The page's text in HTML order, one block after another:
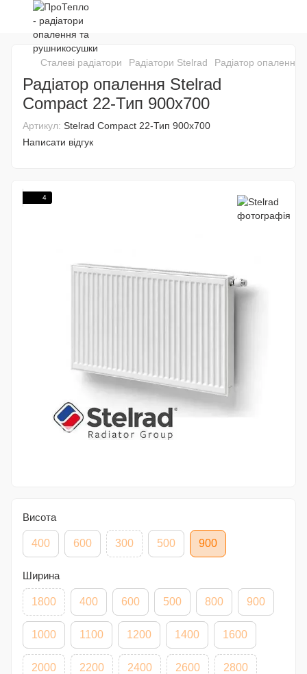
Сталеві радіатори Радіатори Stelrad Радіатор
Радіатор опалення Stelrad
Compact 22-Тип 900x700
Артикул: Stelrad Compact 22-Тип 900x700
Написати відгук
4
Висота
400 600 300 500 900
Ширина
1800 400 600 500 800 900
1000 1100 1200 1400 1600
2000 2200 2400 2600 2800